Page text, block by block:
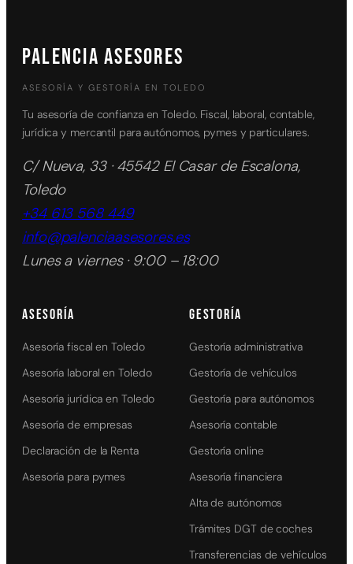
PALENCIA ASESORES
ASESORÍA Y GESTORÍA EN TOLEDO
Tu asesoría de confianza en Toledo. Fiscal, laboral, contable,
jurídica y mercantil para autónomos, pymes y particulares.
C/ Nueva, 33 · 45542 El Casar de Escalona,
Toledo
+34 613 568 449
info@palenciaasesores.es
Lunes a viernes · 9:00 – 18:00
ASESORÍA
Asesoría fiscal en Toledo
Asesoría laboral en Toledo
Asesoría jurídica en Toledo
Asesoría de empresas
Declaración de la Renta
Asesoría para pymes
GESTORÍA
Gestoría administrativa
Gestoría de vehículos
Gestoría para autónomos
Asesoría contable
Gestoría online
Asesoría financiera
Alta de autónomos
Trámites DGT de coches
Transferencias de vehículos